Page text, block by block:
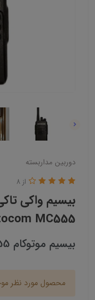
دوربین مداربسته
بیسیم واکی
MC555
از 8
بیسیم موتوکام mc555
محصول مورد نظر